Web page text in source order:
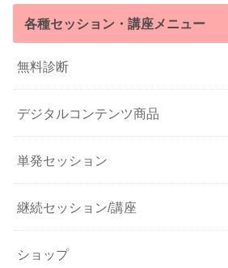
各種セッション・講座メニュー
無料診断
デジタルコンテンツ商品
単発セッション
継続セッション/講座
ショップ